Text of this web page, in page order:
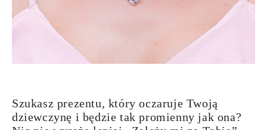
Szukasz prezentu, który oczaruje Twoją
dziewczynę i będzie tak promienny jak ona?